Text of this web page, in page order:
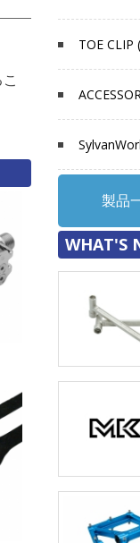
TOE CLIP
製品
WHAT'S